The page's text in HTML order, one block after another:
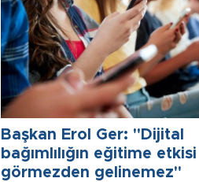
Başkan Erol Ger: "Dijital
bağımlılığın eğitime etkisi
görmezden gelinemez"